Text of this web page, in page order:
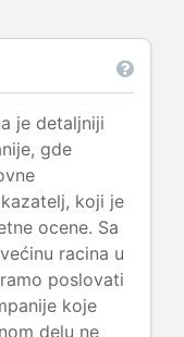
je detaljniji
gde
koji je
ocene. Sa
racina u
poslovati
koje
delu ne